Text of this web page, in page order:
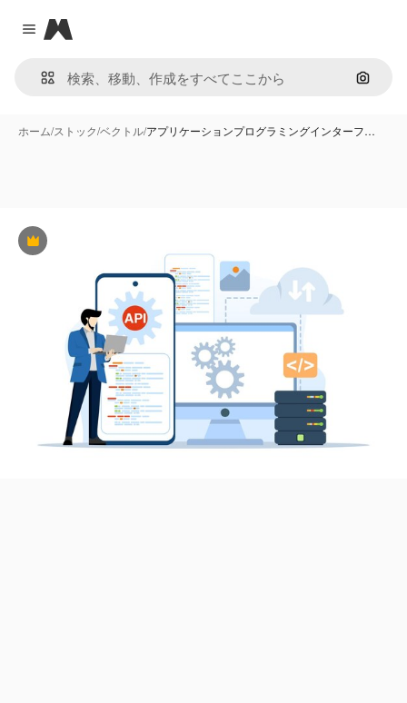
Close menu
Magnific
画像で
ホーム/ストック/ベクトル/アプリケーションプログラミングインターフ…
Premium